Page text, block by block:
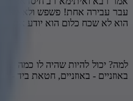
עבר עבירה אחת! פשפש ולא מצא,
הוא לא שכח כלום הוא יודע את
למה? יכול להיות שהיה לו כמה
באוזניים - באוזניים, חטאת ביד -